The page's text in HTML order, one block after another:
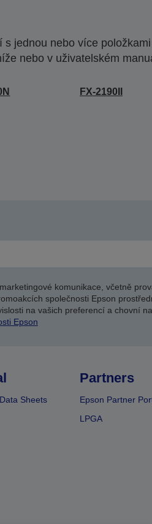
jednou nebo více
nebo v uživatelském
FX-2190II
komunikace, včetně
společnosti Epson
na vašich preferencí a chovní
Epson
Sheets
Partners
Epson Partner
LPGA